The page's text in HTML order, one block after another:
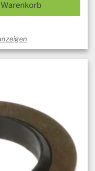
Warenkorb